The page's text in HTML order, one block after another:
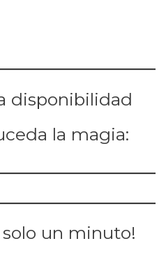
disponibilidad
la magia:
solo un minuto!